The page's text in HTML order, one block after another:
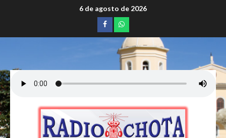
6 de agosto de 2026
Facebookwhatsapp